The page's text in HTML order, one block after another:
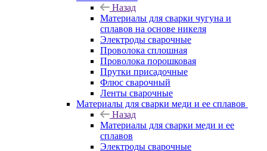
Назад
Материалы для сварки чугуна и
сплавов на основе никеля
Электроды сварочные
Проволока сплошная
Проволока порошковая
Прутки присадочные
Флюс сварочный
Ленты сварочные
Материалы для сварки меди и ее сплавов
Назад
Материалы для сварки меди и ее
сплавов
Электроды сварочные